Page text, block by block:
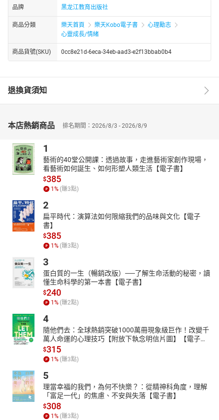
品牌 黑龙江教育出版社
商品分類 樂天首頁 樂天Kobo電子書
心理勵志
心靈成長/情緒
商品貨號(SKU) 0cc8e21d-6eca-34eb-aad3-e2f13bbab0b4
退換貨須知
本店熱銷商品 排名期間：2026/8/3 - 2026/8/9
1
藝術的40堂公開課：透過故事，走進藝術家創作現場，
看藝術如何誕生、如何形塑人類生活【電子書】
$385
1% (賺3點)
2
扁平時代：演算法如何限縮我們的品味與文化【電子
書】
$385
1% (賺3點)
3
蛋白質的一生（暢銷改版）──了解生命活動的秘密，讀
懂生命科學的第一本書【電子書】
$240
1% (賺2點)
4
隨他們去：全球熱銷突破1000萬冊現象級巨作！改變千
萬人命運的心理技巧【附放下執念明信片圖】【電子
書】
$315
1% (賺3點)
5
理當幸福的我們，為何不快樂？：從精神科角度，理解
「富足一代」的焦慮、不安與失落【電子書】
$308
1% (賺3點)